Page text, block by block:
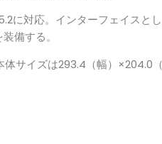
対応。インターフェイスとし
備する。
体サイズは293.4（幅）×204.0